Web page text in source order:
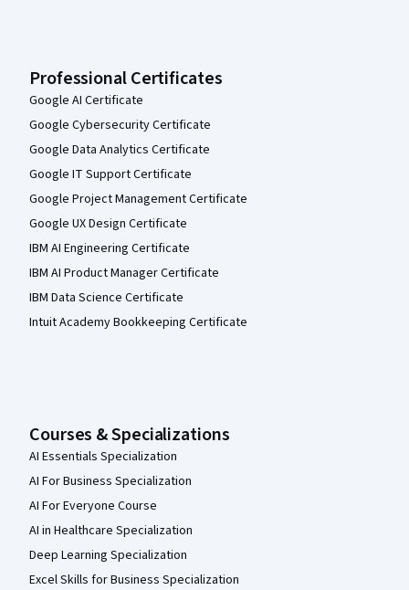
Professional Certificates
Google AI Certificate
Google Cybersecurity Certificate
Google Data Analytics Certificate
Google IT Support Certificate
Google Project Management Certificate
Google UX Design Certificate
IBM AI Engineering Certificate
IBM AI Product Manager Certificate
IBM Data Science Certificate
Intuit Academy Bookkeeping Certificate
Courses & Specializations
AI Essentials Specialization
AI For Business Specialization
AI For Everyone Course
AI in Healthcare Specialization
Deep Learning Specialization
Excel Skills for Business Specialization